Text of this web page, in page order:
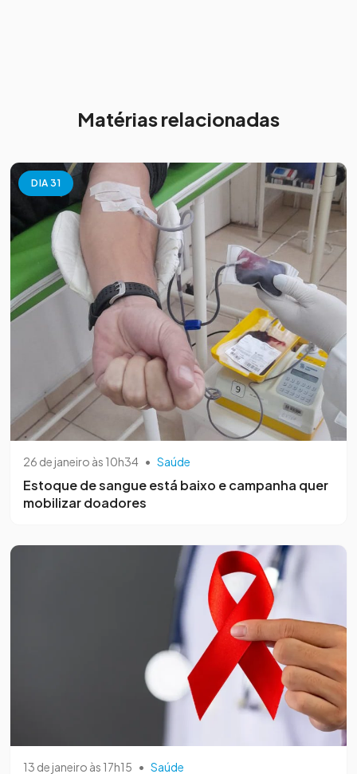
Matérias relacionadas
DIA 31
26 de janeiro às 10h34 • Saúde
Estoque de sangue está baixo e campanha quer
mobilizar doadores
13 de janeiro às 17h15 • Saúde